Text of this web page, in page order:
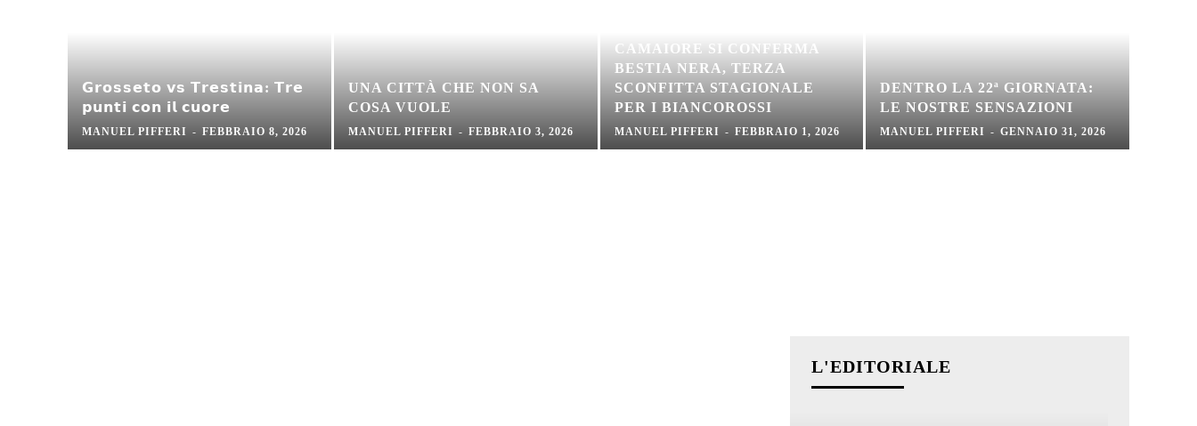
𝗚𝗿𝗼𝘀𝘀𝗲𝘁𝗼 𝘃𝘀 𝗧𝗿𝗲𝘀𝘁𝗶𝗻𝗮: 𝗧𝗿𝗲
𝗽𝘂𝗻𝘁𝗶 𝗰𝗼𝗻 𝗶𝗹 𝗰𝘂𝗼𝗿𝗲
MANUEL PIFFERI - FEBBRAIO 8, 2026
UNA CITTÀ CHE NON SA
COSA VUOLE
MANUEL PIFFERI - FEBBRAIO 3, 2026
CAMAIORE SI CONFERMA
BESTIA NERA, TERZA
SCONFITTA STAGIONALE
PER I BIANCOROSSI
MANUEL PIFFERI - FEBBRAIO 1, 2026
DENTRO LA 22ª GIORNATA:
LE NOSTRE SENSAZIONI
MANUEL PIFFERI - GENNAIO 31, 2026
L'EDITORIALE